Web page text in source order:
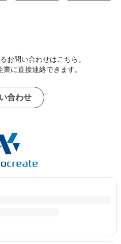
お問い合わせはこちら。
に直接連絡できます。
合わせ